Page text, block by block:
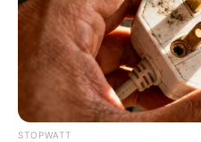
Stop Overpaying: The
Collapses Your Energy
STOPWATT
STOPWATT